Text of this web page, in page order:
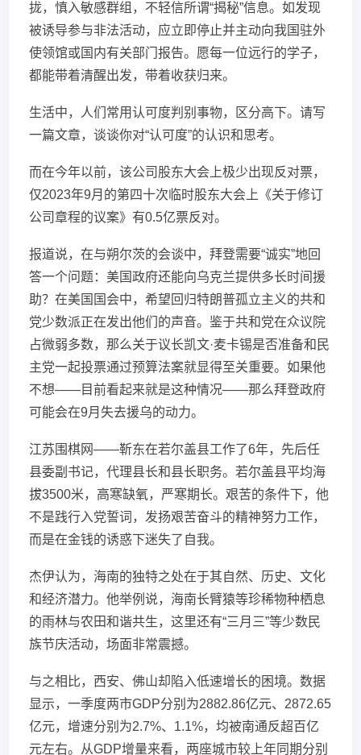
拢，慎入敏感群组，不轻信所谓“揭秘”信息。如发现
被诱导参与非法活动，应立即停止并主动向我国驻外
使领馆或国内有关部门报告。愿每一位远行的学子，
都能带着清醒出发，带着收获归来。
生活中，人们常用认可度判别事物，区分高下。请写
一篇文章，谈谈你对“认可度”的认识和思考。
而在今年以前，该公司股东大会上极少出现反对票，
仅2023年9月的第四十次临时股东大会上《关于修订
公司章程的议案》有0.5亿票反对。
报道说，在与朔尔茨的会谈中，拜登需要“诚实”地回
答一个问题：美国政府还能向乌克兰提供多长时间援
助？在美国国会中，希望回归特朗普孤立主义的共和
党少数派正在发出他们的声音。鉴于共和党在众议院
占微弱多数，那么关于议长凯文·麦卡锡是否准备和民
主党一起投票通过预算法案就显得至关重要。如果他
不想——目前看起来就是这种情况——那么拜登政府
可能会在9月失去援乌的动力。
江苏围棋网——靳东在若尔盖县工作了6年，先后任
县委副书记，代理县长和县长职务。若尔盖县平均海
拔3500米，高寒缺氧，严寒期长。艰苦的条件下，他
不是践行入党誓词，发扬艰苦奋斗的精神努力工作，
而是在金钱的诱惑下迷失了自我。
杰伊认为，海南的独特之处在于其自然、历史、文化
和经济潜力。他举例说，海南长臂猿等珍稀物种栖息
的雨林与农田和谐共生，这里还有“三月三”等少数民
族节庆活动，场面非常震撼。
与之相比，西安、佛山却陷入低速增长的困境。数据
显示，一季度两市GDP分别为2882.86亿元、2872.65
亿元，增速分别为2.7%、1.1%，均被南通反超百亿
元左右。从GDP增量来看，两座城市较上年同期分别